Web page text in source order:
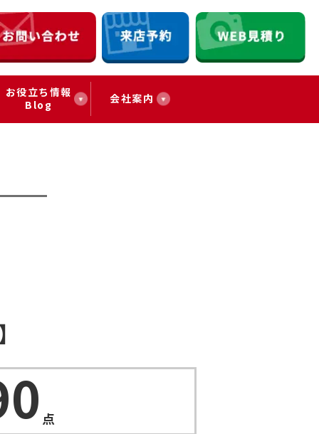
お役立ち情報
Blog
会社案内
点